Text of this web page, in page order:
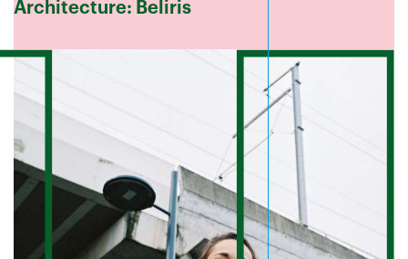
Architecture: Beliris